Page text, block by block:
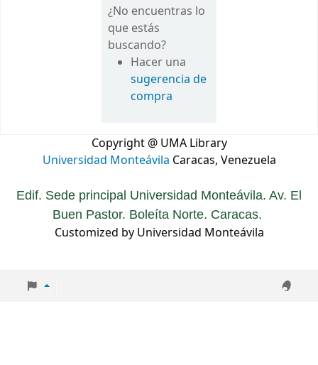
¿No encuentras lo
que estás
buscando?
Hacer una
sugerencia de
compra
Copyright @ UMA Library
Universidad Monteávila Caracas, Venezuela
Edif. Sede principal Universidad Monteávila. Av. El
Buen Pastor. Boleíta Norte. Caracas.
Customized by Universidad Monteávila